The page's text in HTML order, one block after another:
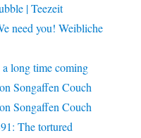
| Teezeit
need you! Weibliche
a long time coming
Songaffen Couch
Songaffen Couch
The tortured